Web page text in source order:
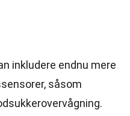
inkludere endnu mere
såsom